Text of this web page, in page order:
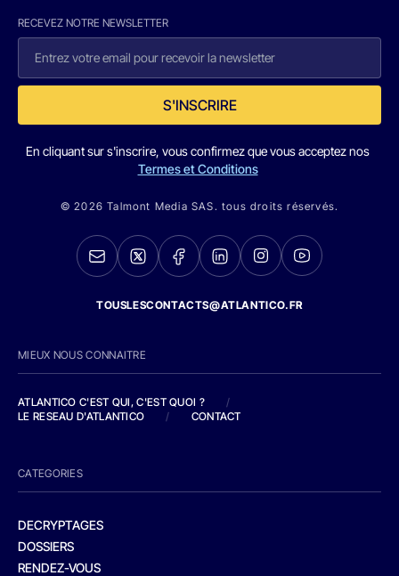
RECEVEZ NOTRE NEWSLETTER
S'INSCRIRE
En cliquant sur s'inscrire, vous confirmez que vous acceptez nos
Termes et Conditions
© 2026 Talmont Media SAS. tous droits réservés.
TOUSLESCONTACTS@ATLANTICO.FR
MIEUX NOUS CONNAITRE
ATLANTICO C'EST QUI, C'EST QUOI ?
/
LE RESEAU D'ATLANTICO
/ CONTACT
CATEGORIES
DECRYPTAGES
DOSSIERS
RENDEZ-VOUS